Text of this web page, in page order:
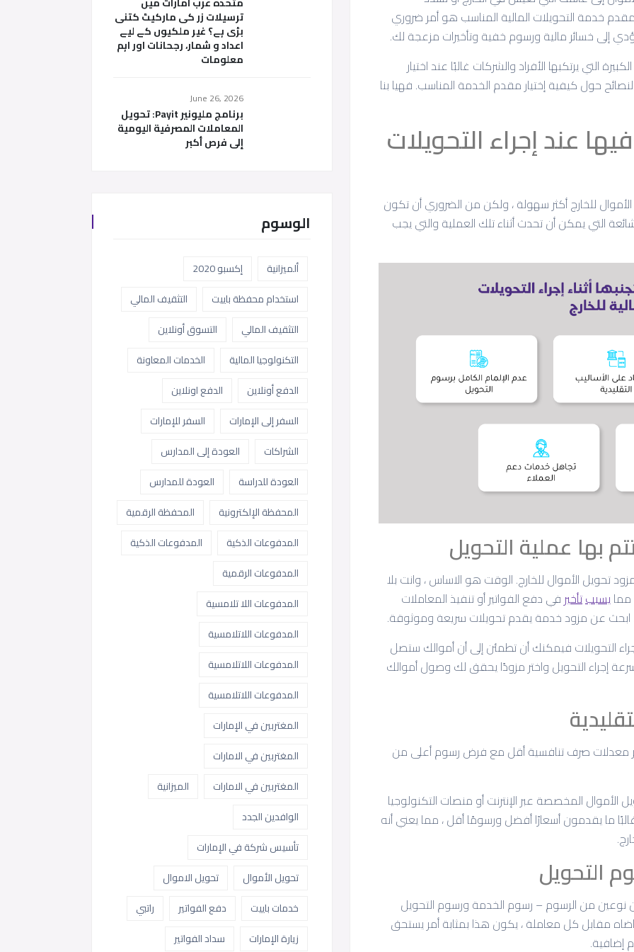
خدمة التحويلات المالية المناسب هو أمر ضروري
إلى خسائر مالية ورسوم خفية وتأخيرات مزعجة لك.
التي يرتكبها الأفراد والشركات غالبًا عند اختيار
حول كيفية إختيار مقدم الخدمة المناسب. فهيا بنا
فيها عند إجراء التحويلات
للخارج أكثر سهولة ، ولكن من الضروري أن تكون
التي يمكن أن تحدث أثناء تلك العملية والتي يجب
بها عملية التحويل
تحويل الأموال للخارج. الوقت هو الاساس ، وانت بلا
يسببتأخير في دفع الفواتير أو تنفيذ المعاملات
ابحث عن مزود خدمة يقدم تحويلات سريعة وموثوقة.
التحويلات فيمكنك أن تطمئن إلى أن أموالك ستصل
إجراء التحويل واختر مزودًا يحقق لك وصول أموالك
معدلات صرف تنافسية أقل مع فرض رسوم أعلى من
المخصصة عبر الإنترنت أو منصات التكنولوجيا
غالبًا ما يقدمون أسعارًا أفضل ورسومًا أقل ، مما يعني أنه
التحويل
نوعين من الرسوم – رسوم الخدمة ورسوم التحويل
مقابل كل معاملة ، يكون هذا بمثابة أمر يستحق
إضافية.
ترسیلات زر کی مارکیٹ کتنی
بڑی ہے؟ غیر ملکیوں کے لیے
اعداد و شمار، رجحانات اور اہم
معلومات
June 26, 2026
برنامج مليونير Payit: تحويل
المعاملات المصرفية اليومية
إلى فرص أكبر
الوسوم
ألميزانية
إكسبو 2020
استخدام محفظة باييت
التثقيف المالي
التثقيف المالي
التسوق أونلاين
التكنولوجيا المالية
الخدمات المعاونة
الدفع أونلاين
الدفع اونلاين
السفر إلى الإمارات
السفر للإمارات
الشراكات
العودة إلى المدارس
العودة للدراسة
العودة للمدارس
المحفظة الإلكترونية
المحفظة الرقمية
المدفوعات الذكية
المدفوعات الذكية
المدفوعات الرقمية
المدفوعات اللا تلامسية
المدفوعات اللاتلامسية
المدفوعات اللاتلامسية
المدفوعات اللاتلامسية
المغتربين في الإمارات
المغتربين في الامارات
المغتربين في الامارات
الميزانية
الوافدين الجدد
تأسيس شركة في الإمارات
تحويل الأموال
تحويل الاموال
خدمات باييت
دفع الفواتير
راتبي
زيارة الإمارات
سداد الفواتير